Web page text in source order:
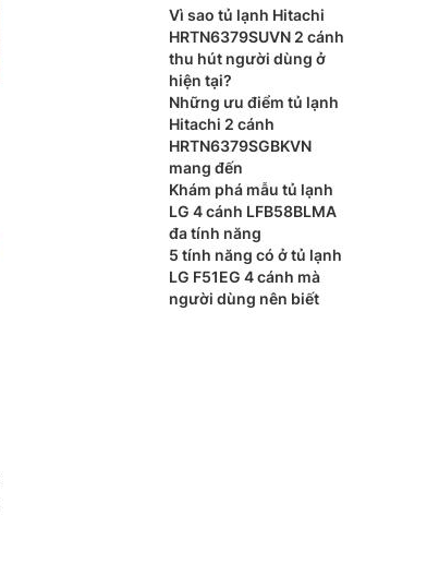
Vì sao tủ lạnh Hitachi
HRTN6379SUVN 2 cánh
thu hút người dùng ở
hiện tại?
Những ưu điểm tủ lạnh
Hitachi 2 cánh
HRTN6379SGBKVN
mang đến
Khám phá mẫu tủ lạnh
LG 4 cánh LFB58BLMA
đa tính năng
5 tính năng có ở tủ lạnh
LG F51EG 4 cánh mà
người dùng nên biết